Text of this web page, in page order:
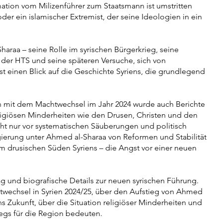
vom Milizenführer zum Staatsmann ist umstritten
ein islamischer Extremist, der seine Ideologien in ein
– seine Rolle im syrischen Bürgerkrieg, seine
HTS und seine späteren Versuche, sich von
einen Blick auf die Geschichte Syriens, die grundlegend
dem Machtwechsel im Jahr 2024 wurde auch Berichte
Minderheiten wie den Drusen, Christen und den
nur vor systematischen Säuberungen und politisch
unter Ahmed al-Sharaa von Reformen und Stabilität
Süden Syriens – die Angst vor einer neuen
biografische Details zur neuen syrischen Führung.
in Syrien 2024/25, über den Aufstieg von Ahmed
Zukunft, über die Situation religiöser Minderheiten und
für die Region bedeuten.